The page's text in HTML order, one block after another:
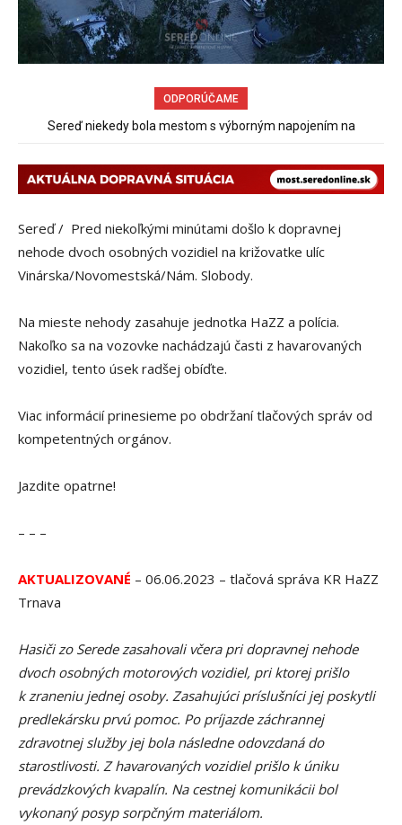
ODPORÚČAME
Sereď niekedy bola mestom s výborným napojením na
Sereď / Pred niekoľkými minútami došlo k dopravnej
nehode dvoch osobných vozidiel na križovatke ulíc
Vinárska/Novomestská/Nám. Slobody.
Na mieste nehody zasahuje jednotka HaZZ a polícia.
Nakoľko sa na vozovke nachádzajú časti z havarovaných
vozidiel, tento úsek radšej obíďte.
Viac informácií prinesieme po obdržaní tlačových správ od
kompetentných orgánov.
Jazdite opatrne!
– – –
AKTUALIZOVANÉ – 06.06.2023 – tlačová správa KR HaZZ
Trnava
Hasiči zo Serede zasahovali včera pri dopravnej nehode
dvoch osobných motorových vozidiel, pri ktorej prišlo
k zraneniu jednej osoby. Zasahujúci príslušníci jej poskytli
predlekársku prvú pomoc. Po príjazde záchrannej
zdravotnej služby jej bola následne odovzdaná do
starostlivosti. Z havarovaných vozidiel prišlo k úniku
prevádzkových kvapalín. Na cestnej komunikácii bol
vykonaný posyp sorpčným materiálom.